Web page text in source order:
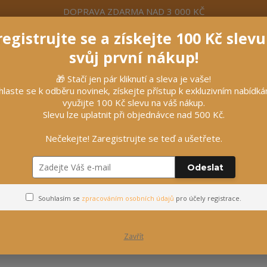
DOPRAVA ZDARMA NAD 3 000 KČ
Více Nevíte si rady? Zavolejte. +420
Vybavení stájí
sedla
Všestranná sedla
Nejdražší
se a získejte 100 Kč
svůj první nákup!
🎁 Stačí jen pár kliknutí a sleva je vaše!
se k odběru novinek, získejte přístup k exkluzivním
využijte 100 Kč slevu na váš nákup.
Slevu lze uplatnit při objednávce nad 500 Kč.
Nečekejte! Zaregistrujte se teď a ušetřete.
Odeslat
Souhlasím se zpracováním osobních údajů pro účely registrace.
Zavřít